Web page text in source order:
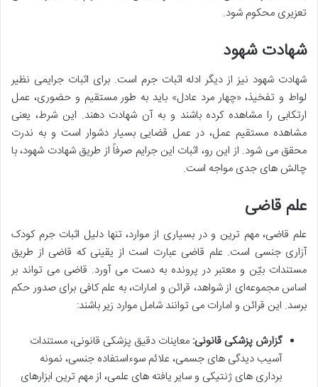
تعزیری محکوم شود.
شهادت شهود
شهادت شهود نیز از دیگر ادله اثبات جرم است. برای اثبات جرایمی نظیر
لواط و تفخیذ، «چهار مرد عادل» باید به طور مستقیم و حضوری، عمل
ارتکابی را مشاهده کرده باشند و به آن شهادت دهند. این شرط، یعنی
مشاهده مستقیم عمل، در عمل قضایی بسیار دشوار است و به ندرت
محقق می شود. از این رو، اثبات این جرایم صرفاً از طریق شهادت شهود، با
چالش های جدی مواجه است.
علم قاضی
علم قاضی، مهم ترین و در بسیاری از موارد، تنها دلیل اثبات جرم کودک
آزاری جنسی است. علم قاضی عبارت است از یقینی که قاضی از طریق
مستندات بیّن و معتبر در پرونده به دست می آورد. قاضی می تواند بر
اساس مجموعه‌ای از شواهد، قرائن و امارات، به علم کافی برای صدور حکم
برسد. این قرائن و امارات می توانند شامل موارد زیر باشند:
گزارش پزشکی قانونی: معاینات دقیق پزشکی قانونی، مستندات
آسیب دیدگی های جسمی، علائم سوءاستفاده جنسی، نمونه
برداری های ژنتیکی و سایر یافته های علمی، از مهم ترین ابزارهای